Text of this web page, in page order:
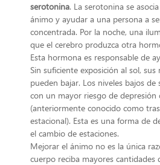
serotonina. La serotonina se
ánimo y ayudar a una persona a
concentrada. Por la noche, una
que el cerebro produzca otra
Esta hormona es responsable de
Sin suficiente exposición al sol,
pueden bajar. Los niveles bajos de
con un mayor riesgo de
(anteriormente conocido como
estacional). Esta es una forma de
el cambio de estaciones.
Mejorar el ánimo no es la única
cuerpo reciba mayores cantidades